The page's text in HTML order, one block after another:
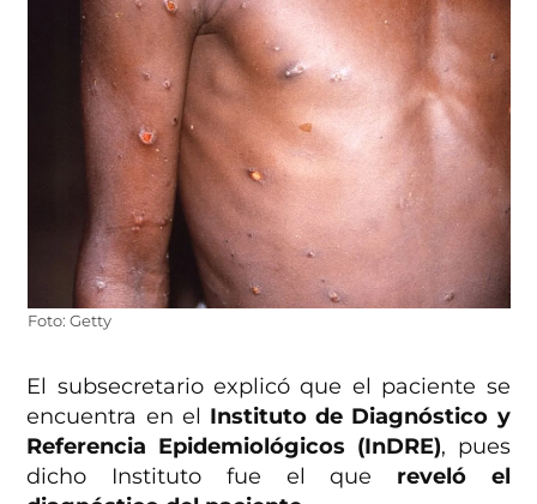
Foto: Getty
El subsecretario explicó que el paciente se
encuentra en el Instituto de Diagnóstico y
Referencia Epidemiológicos (InDRE), pues
dicho Instituto fue el que reveló el